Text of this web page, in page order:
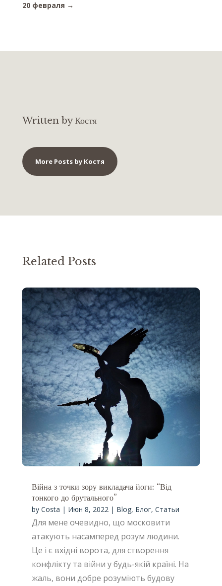
20 февраля →
Written by Костя
More Posts by Костя
Related Posts
Війна з точки зору викладача йоги: “Від
тонкого до брутального”
by Costa | Июн 8, 2022| Blog, Блог, Статьи
Для мене очевидно, що московити
атакують насамперед розум людини.
Це і є вхідні ворота, для створення
конфлікту та війни у будь-якій країні. На
жаль, вони добре розуміють будову